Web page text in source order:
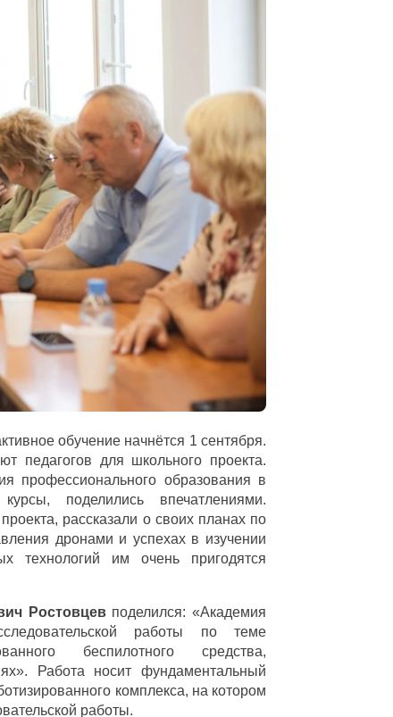
обучение начнётся 1 сентября.
педагогов для школьного проекта.
профессионального образования в
поделились впечатлениями.
рассказали о своих планах по
дронами и успехах в изучении
технологий им очень пригодятся
Ростовцевподелился: «Академия
работы по теме
беспилотного средства,
. Работа носит фундаментальный
комплекса, на котором
работы.